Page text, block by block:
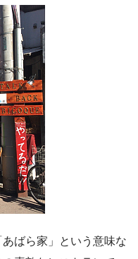
あばら家」という意味な